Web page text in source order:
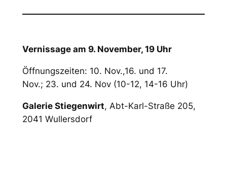
Vernissage am 9. November, 19 Uhr
Öffnungszeiten: 10. Nov.,16. und 17.
Nov.; 23. und 24. Nov (10-12, 14-16 Uhr)
Galerie Stiegenwirt, Abt-Karl-Straße 205,
2041 Wullersdorf